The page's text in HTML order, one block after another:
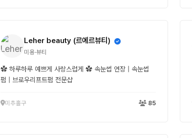
Leher beauty (르에르뷰티)
미용·뷰티
✿ 하루하루 예쁘게 사랑스럽게 ✿ 속눈썹 연장 | 속눈썹
펌 | 브로우리프트펌 전문샵
미추홀구 85